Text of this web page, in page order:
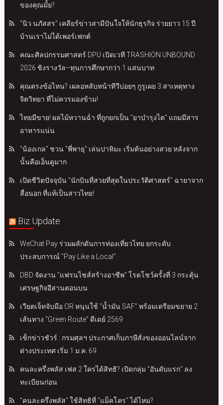
ของคุณมั้ย?
"นิว นภัสสร" เคลียร์ข่าวสามีปันใจให้นักธุรกิจ ร่ายยาว 15 ปี
บ้านเราไม่ได้เพอร์เฟกต์
คณะศิลปกรรมศาสตร์ DPU เปิดเวที TRASHION UNBOUND
2026 ชิงรางวัล–ทุนการศึกษากว่า 1 แสนบาท
คุณตรงข้อไหน? เผลอหลับหน้าทีวีบ่อยๆ กูรูเผย 3 สาเหตุทาง
จิตวิทยา ที่ไม่ควรมองข้าม!
ไทยมีขาย! ผลไม้หวานฉ่ำ ที่ถูกยกเป็น "ยาบำรุงไต" แถมมีสาร
อาหารแน่น
"น้องเกล" ชวน "พี่พายุ" เล่นปาหิมะ เริ่มต้นอย่างสวย หลังจาก
นั้นคือเอ็นดูมาก
เปิดชีวิตปัจจุบัน "นักบินที่สวยที่สุดในประวัติศาสตร์" ฉายาจาก
สื่อนอก ที่แท้เป็นสาวไทย!
Biz Update
WeChat Pay ร่วมผลักดันการท่องเที่ยวไทย ยกระดับ
ประสบการณ์ "Pay Like a Local"
DBD จัดงาน "แฟรนไชส์สร้างอาชีพ" โรดโชว์ครั้งที่ 3 กระตุ้น
เศรษฐกิจอีสานตอนบน
เวียตเจ็ทจับมือ OR หนุนใช้ “น้ำมัน SAF” พร้อมเตรียมขยาย 2
เส้นทาง “Green Route” ดีเดย์ 2569
เช็กข่าวชัวร์ : กรมศุลฯ ประกาศเก็บภาษีสั่งของออนไลน์จาก
ต่างประเทศ เริ่ม 1 ม.ค. 69
คนละครึ่งพลัส เฟส 2 ใครได้สิทธิ? เปิดกลุ่ม "อันดับแรก" ลง
ทะเบียนก่อน
"คนละครึ่งพลัส" ใช้สิทธิที่ "แม็คโคร" ได้ไหม?